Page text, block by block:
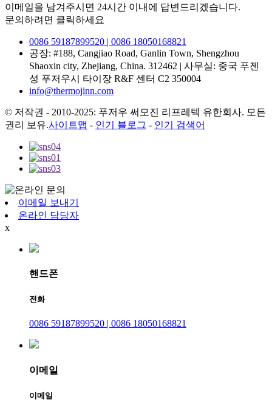
이메일을 남겨주시면 24시간 이내에 답변드리겠습니다.
문의하려면 클릭하세요
0086 59187899520 | 0086 18050168821
공장: #188, Cangjiao Road, Ganlin Town, Shengzhou
Shaoxin city, Zhejiang, China. 312462 | 사무실: 중국 푸젠
성 푸저우시 타이장 R&F 센터 C2 350004
info@thermojinn.com
© 저작권 - 2010-2025: 푸저우 써모진 리프레텍 유한회사. 모든
권리 보유.사이트맵 - 인기 블로그 - 인기 검색어
이메일 보내기
온라인 담당자
x
핸드폰
전화
0086 59187899520 | 0086 18050168821
이메일
이메일